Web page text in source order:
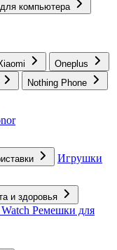
компьютера
Oneplus
Nothing Phone
Игрушки
и здоровья
Ремешки для